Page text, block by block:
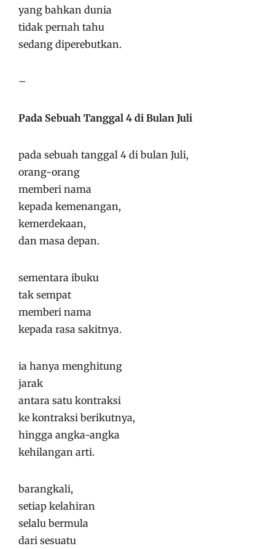
yang bahkan dunia
tidak pernah tahu
sedang diperebutkan.
–
Pada Sebuah Tanggal 4 di Bulan Juli
pada sebuah tanggal 4 di bulan Juli,
orang-orang
memberi nama
kepada kemenangan,
kemerdekaan,
dan masa depan.
sementara ibuku
tak sempat
memberi nama
kepada rasa sakitnya.
ia hanya menghitung
jarak
antara satu kontraksi
ke kontraksi berikutnya,
hingga angka-angka
kehilangan arti.
barangkali,
setiap kelahiran
selalu bermula
dari sesuatu